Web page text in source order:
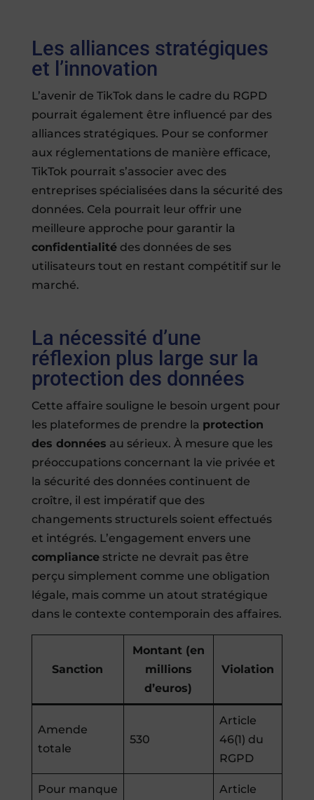
Les alliances stratégiques
et l’innovation
L’avenir de TikTok dans le cadre du RGPD
pourrait également être influencé par des
alliances stratégiques. Pour se conformer
aux réglementations de manière efficace,
TikTok pourrait s’associer avec des
entreprises spécialisées dans la sécurité des
données. Cela pourrait leur offrir une
meilleure approche pour garantir la
confidentialitédes données de ses
utilisateurs tout en restant compétitif sur le
marché.
La nécessité d’une
réflexion plus large sur la
protection des données
Cette affaire souligne le besoin urgent pour
les plateformes de prendre la protection
des données au sérieux. À mesure que les
préoccupations concernant la vie privée et
la sécurité des données continuent de
croître, il est impératif que des
changements structurels soient effectués
et intégrés. L’engagement envers une
compliancestricte ne devrait pas être
perçu simplement comme une obligation
légale, mais comme un atout stratégique
dans le contexte contemporain des affaires.
Sanction
Montant (en
millions
d’euros)
Violation
Amende
totale
530
Article
46(1) du
RGPD
Pour manque
Article